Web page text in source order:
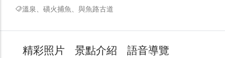
溫泉、磺火捕魚、與魚路古道
精彩照片 景點介紹
語音導覽